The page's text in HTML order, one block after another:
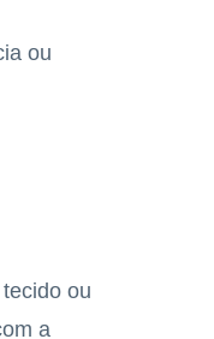
ou
ou
a